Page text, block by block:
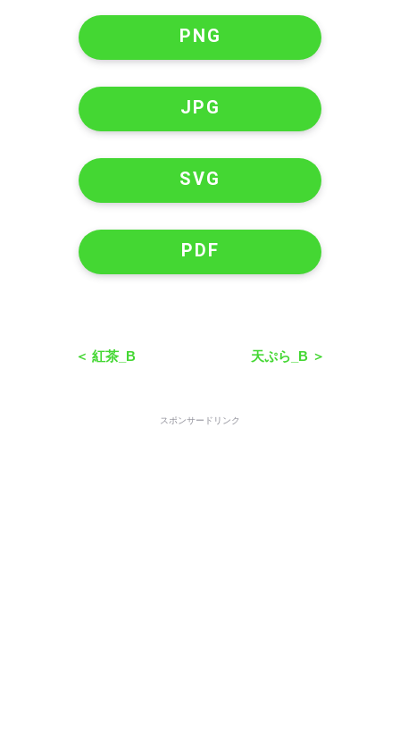
PNG
JPG
SVG
PDF
＜ 紅茶_B 天ぷら_B ＞
スポンサードリンク